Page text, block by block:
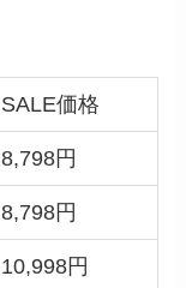
SALE価格
8,798円
8,798円
10,998円